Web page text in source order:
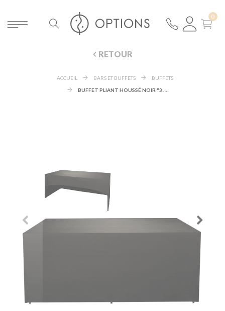
RETOUR
ACCUEIL BARS ET BUFFETS
BUFFETS